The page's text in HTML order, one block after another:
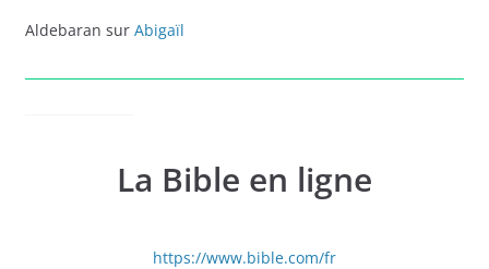
Aldebaran sur Abigaïl
La Bible en ligne
https://www.bible.com/fr